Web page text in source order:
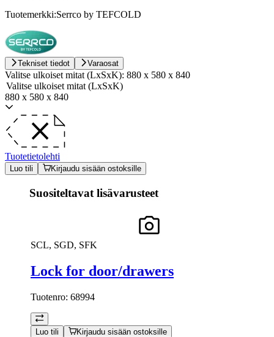
Tuotemerkki:Serrco by TEFCOLD
Tekniset tiedot Varaosat
Valitse ulkoiset mitat (LxSxK): 880 x 580 x 840
Valitse ulkoiset mitat (LxSxK)
880 x 580 x 840
Tuotetietolehti
Luo tili Kirjaudu sisään ostoksille
Suositeltavat lisävarusteet
SCL, SGD, SFK
Lock for door/drawers
Tuotenro: 68994
Luo tili Kirjaudu sisään ostoksille